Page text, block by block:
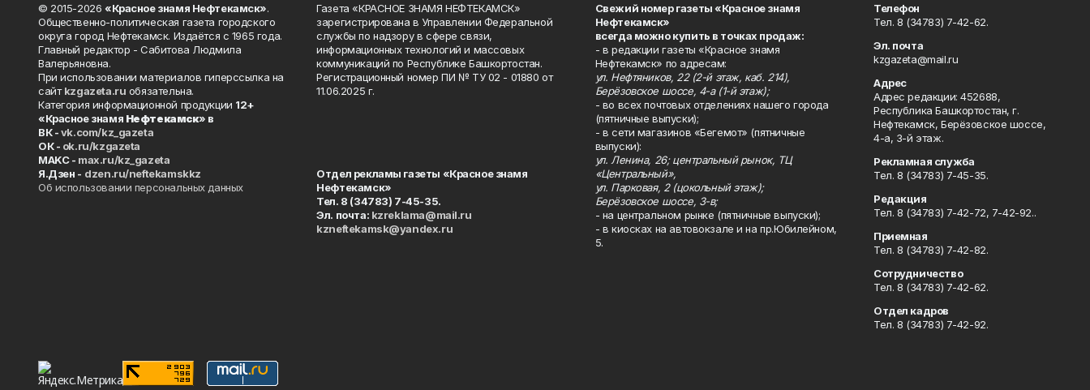
© 2015-2026 «Красное знамя Нефтекамск».
Общественно-политическая газета городского
округа город Нефтекамск. Издаётся с 1965 года.
Главный редактор - Сабитова Людмила
Валерьяновна.
При использовании материалов гиперссылка на
сайтkzgazeta.ru обязательна.
Категория информационной продукции 12+
«Красное знамя Нефтекамск» в
ВК -vk.com/kz_gazeta
ОК - ok.ru/kzgazeta
MAKC - max.ru/kz_gazeta
Я.Дзен - dzen.ru/neftekamskkz
Об использовании персональных данных
Газета «КРАСНОЕ ЗНАМЯ НЕФТЕКАМСК»
зарегистрирована в Управлении Федеральной
службы по надзору в сфере связи,
информационных технологий и массовых
коммуникаций по Республике Башкортостан.
Регистрационный номер ПИ № ТУ 02 - 01880 от
11.06.2025 г.
Отдел рекламы газеты «Красное знамя
Нефтекамск»
Тел. 8 (34783) 7-45-35.
Эл. почта: kzreklama@mail.ru
kzneftekamsk@yandex.ru
Свежий номер газеты «Красное знамя
Нефтекамск»
всегда можно купить в точках продаж:
- в редакции газеты «Красное знамя
Нефтекамск» по адресам:
ул. Нефтяников, 22 (2-й этаж, каб. 214),
Берёзовское шоссе, 4-а (1-й этаж);
- во всех почтовых отделениях нашего города
(пятничные выпуски);
- в сети магазинов «Бегемот» (пятничные
выпуски):
ул. Ленина, 26; центральный рынок, ТЦ
«Центральный»,
ул. Парковая, 2 (цокольный этаж);
Берёзовское шоссе, 3-в;
- на центральном рынке (пятничные выпуски);
- в киосках на автовокзале и на пр.Юбилейном,
5.
Телефон
Тел. 8 (34783) 7-42-62.
Эл. почта
kzgazeta@mail.ru
Адрес
Адрес редакции: 452688,
Республика Башкортостан, г.
Нефтекамск, Берёзовское шоссе,
4-а, 3-й этаж.
Рекламная служба
Тел. 8 (34783) 7-45-35.
Редакция
Тел. 8 (34783) 7-42-72, 7-42-92..
Приемная
Тел. 8 (34783) 7-42-82.
Сотрудничество
Тел. 8 (34783) 7-42-62.
Отдел кадров
Тел. 8 (34783) 7-42-92.